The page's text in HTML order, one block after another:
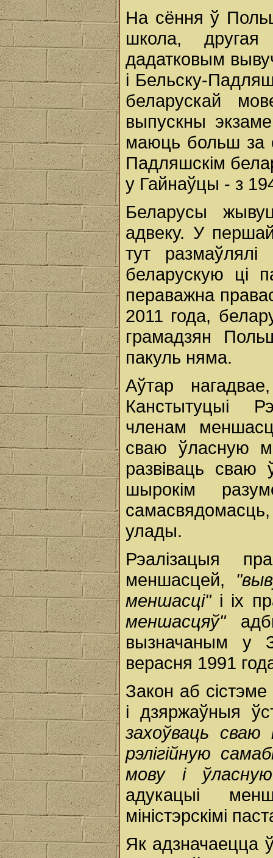
На сёння ў
школа,
дадатковым
і Бельску-
беларускай
выпускны
маюць больш за
Падляшскім
у Гайнаўцы - з
Беларусы
адвеку. У
тут размаўлялі
беларускую ці
пераважна
2011 года,
грамадзян
пакуль няма.
Аўтар
Канстытуцыі
членам
сваю ўласную
развіваць сваю
шырокім
улады.
Рэалізацыя
меншасцей,
меншасці"і іх
меншасцяў"
вызначаным у
верасня 1991
Закон аб
і дзяржаўныя
захоўваць
рэлігійную
мову і
адукацыі
міністэрскімі
Як адзначаецца